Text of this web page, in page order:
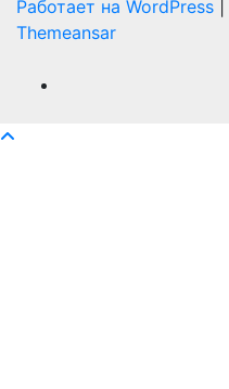
Работает на WordPress
Themeansar